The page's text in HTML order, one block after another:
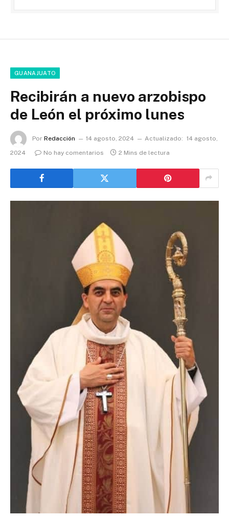
GUANAJUATO
Recibirán a nuevo arzobispo
de León el próximo lunes
Por Redacción 14 agosto, 2024 Actualizado: 14 agosto,
2024
No hay comentarios 2 Mins de lectura